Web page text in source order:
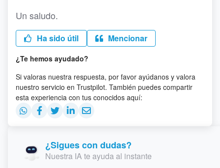
Un saludo.
Ha sido útil Mencionar
¿Te hemos ayudado?
Si valoras nuestra respuesta, por favor ayúdanos y valora
nuestro servicio en Trustpilot. También puedes compartir
esta experiencia con tus conocidos aquí:
¿Sigues con dudas?
Nuestra IA te ayuda al instante